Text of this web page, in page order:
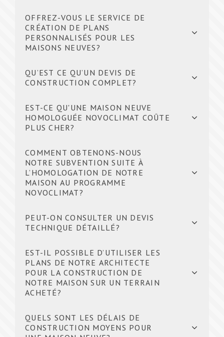
OFFREZ-VOUS LE SERVICE DE
CRÉATION DE PLANS
PERSONNALISÉS POUR LES
MAISONS NEUVES?
QU’EST CE QU’UN DEVIS DE
CONSTRUCTION COMPLET?
EST-CE QU'UNE MAISON NEUVE
HOMOLOGUÉE NOVOCLIMAT COÛTE
PLUS CHER?
COMMENT OBTENONS-NOUS
NOTRE SUBVENTION SUITE À
L’HOMOLOGATION DE NOTRE
MAISON AU PROGRAMME
NOVOCLIMAT?
PEUT-ON CONSULTER UN DEVIS
TECHNIQUE DÉTAILLÉ?
EST-IL POSSIBLE D’UTILISER LES
PLANS DE NOTRE ARCHITECTE
POUR LA CONSTRUCTION DE
NOTRE MAISON SUR UN TERRAIN
ACHETÉ?
QUELS SONT LES DÉLAIS DE
CONSTRUCTION MOYENS POUR